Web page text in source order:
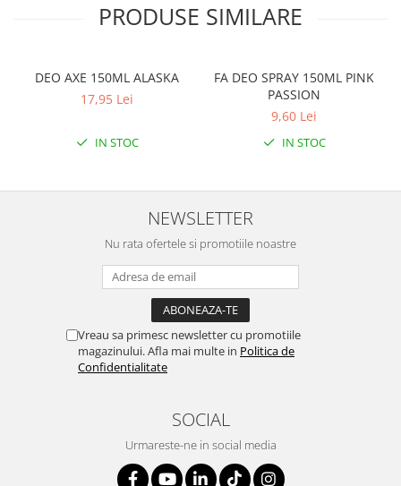
PRODUSE SIMILARE
DEO AXE 150ML ALASKA
17,95 Lei
IN STOC
FA DEO SPRAY 150ML PINK
PASSION
9,60 Lei
IN STOC
NEWSLETTER
Nu rata ofertele si promotiile noastre
Vreau sa primesc newsletter cu promotiile
magazinului. Afla mai multe in Politica de
Confidentialitate
SOCIAL
Urmareste-ne in social media